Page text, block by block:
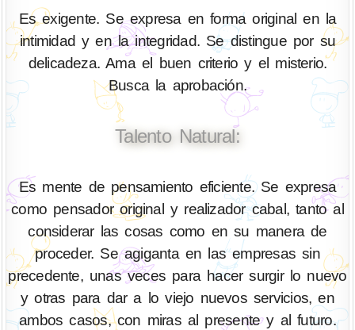
Es exigente. Se expresa en forma original en la
intimidad y en la integridad. Se distingue por su
delicadeza. Ama el buen criterio y el misterio.
Busca la aprobación.
Talento Natural:
Es mente de pensamiento eficiente. Se expresa
como pensador original y realizador cabal, tanto al
considerar las cosas como en su manera de
proceder. Se agiganta en las empresas sin
precedente, unas veces para hacer surgir lo nuevo
y otras para dar a lo viejo nuevos servicios, en
ambos casos, con miras al presente y al futuro.